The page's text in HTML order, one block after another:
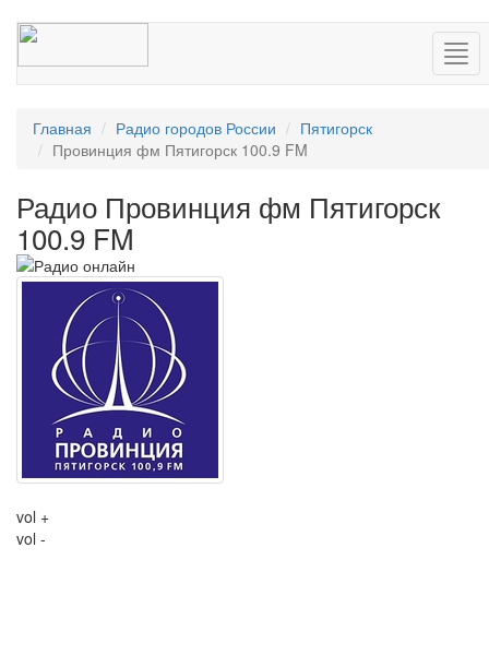
Главная Радио городов России
Пятигорск
Провинция фм Пятигорск 100.9 FM
Радио Провинция фм Пятигорск
100.9 FM
vol +
vol -